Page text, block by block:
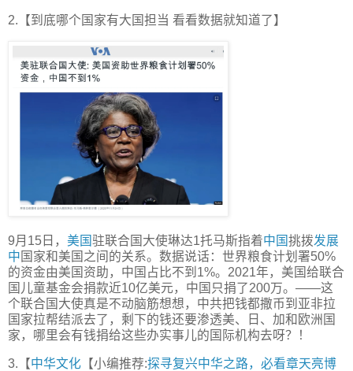
2.【到底哪个国家有大国担当 看看数据就知道了】
9月15日， 美国驻联合国大使琳达1托马斯指着中国挑拨发展
中 国家和美国之间的关系。数据说话：世界粮食计划署50%
的资金由美国资助，中国占比不到1%。2021年，美国给联合
国儿童基金会捐款近10亿美元，中国只捐了200万。——这
个联合国大使真是不动脑筋想想，中共把钱都撒币到亚非拉
国家拉帮结派去了，剩下的钱还要渗透美、日、加和欧洲国
家，哪里会有钱捐给这些办实事儿的国际机构去呀？！
3.【中华文化 【小编推荐:探寻复兴中华之路，必看章天亮博